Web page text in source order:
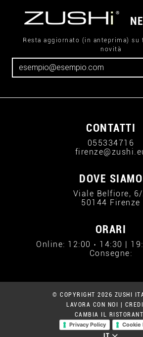
Resta aggiornato (in anteprima) su
novità
CONTATTI
055334716
DOVE SIAMO
Viale Belfiore,
50144 Firenze
ORARI
Online: 12:00 › 14:30 |
Consegne:
© COPYRIGHT 2026 ZUSHI
LAVORA CON NOI
CAMBIA IL
Privacy Policy
Cookie